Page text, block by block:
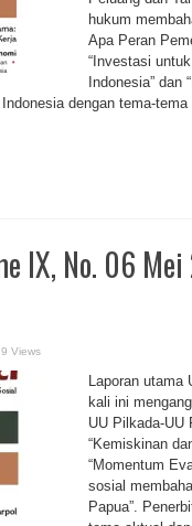
hukum
Apa Peran
“Investasi
Indonesia”
dengan tema-
IX, No. 06
Views
Laporan utama
kali ini
UU Pilkada-UU
“Kemiskinan
“Momentum
sosial
Papua”.